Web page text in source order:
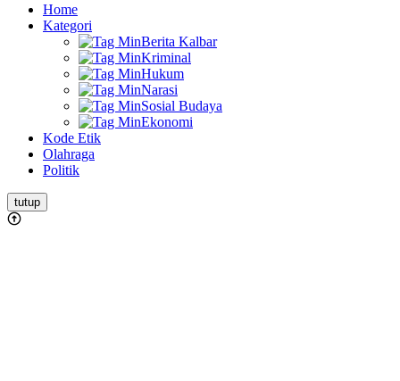
Home
Kategori
Berita Kalbar
Kriminal
Hukum
Narasi
Sosial Budaya
Ekonomi
Kode Etik
Olahraga
Politik
tutup